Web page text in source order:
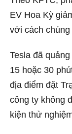
EV Hoa Kỳ
với cách
Tesla đã
15 hoặc 30
địa điểm đặt
công ty không
kiện thử